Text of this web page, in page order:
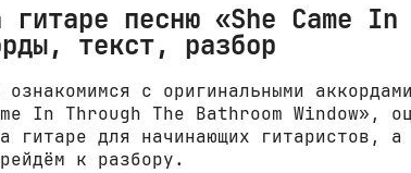
гитаре песню «She Came
текст, разбор
с оригинальными
In Through The Bathroom Window»,
гитаре для начинающих гитаристов,
к разбору.